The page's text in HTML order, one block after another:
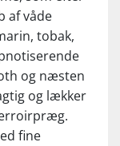
af våde
tobak,
og næsten
og lækker
fine